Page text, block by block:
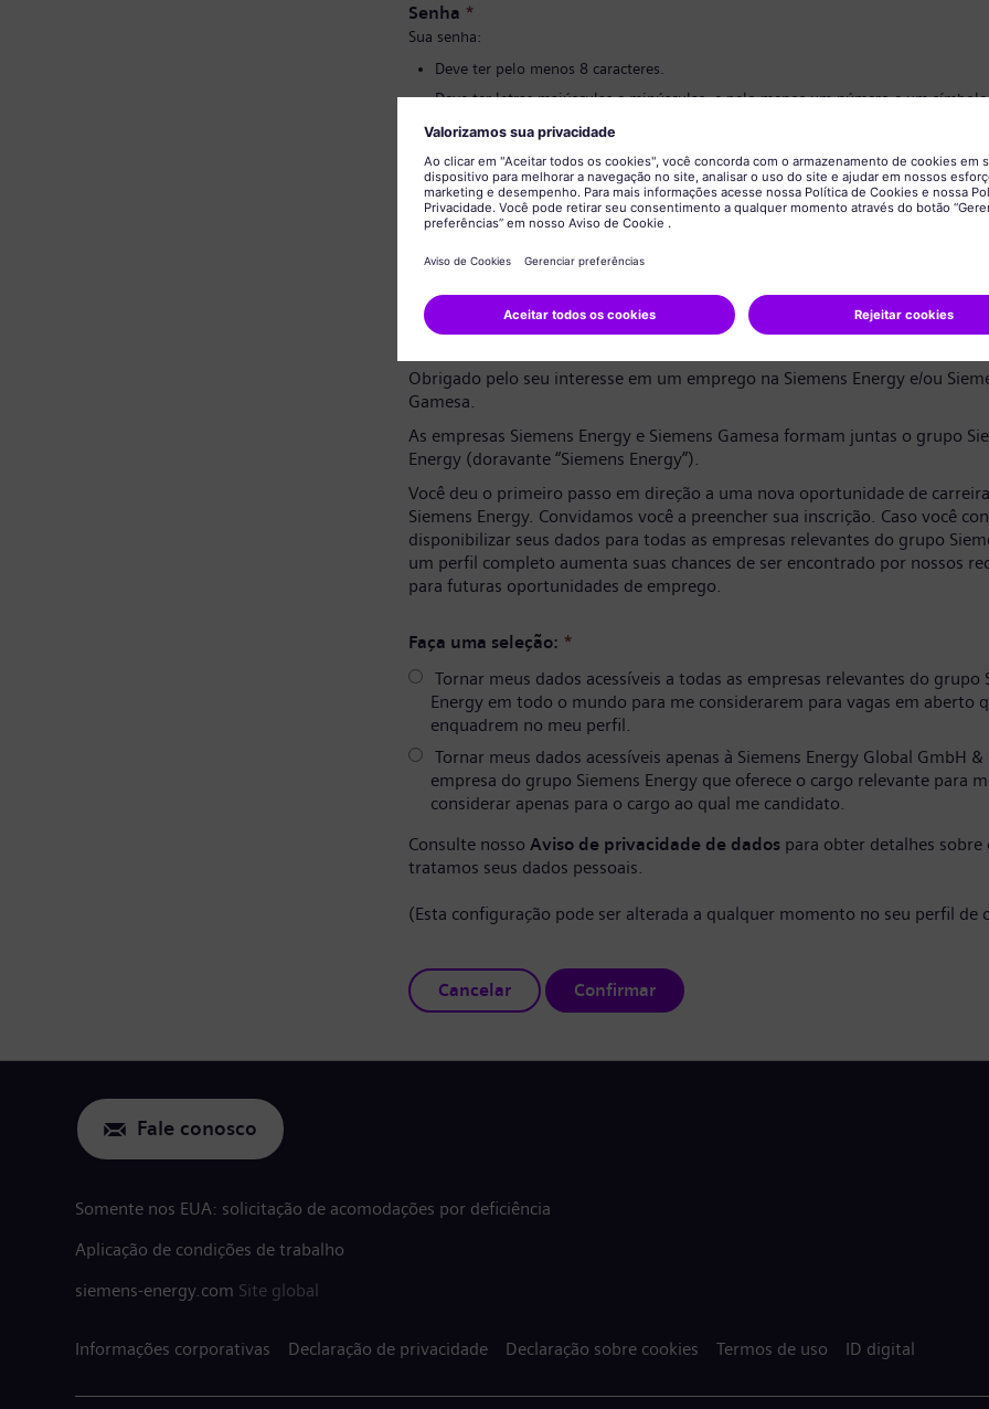
Senha *
Sua senha:
Deve ter pelo menos 8 caracteres.
Deve ter letras maiúsculas e minúsculas, e pelo menos um número e um
Não deve ter nenhuma informação pessoal.
Não deve conter palavras comumente usadas.
Confirmação de senha
Aviso de privacidade de dados
Obrigado pelo seu interesse em um emprego na Siemens Energy e/ou
Gamesa.
As empresas Siemens Energy e Siemens Gamesa formam juntas o grupo
Energy (doravante “Siemens Energy”).
Você deu o primeiro passo em direção a uma nova oportunidade de
Siemens Energy. Convidamos você a preencher sua inscrição. Caso você
disponibilizar seus dados para todas as empresas relevantes do grupo
um perfil completo aumenta suas chances de ser encontrado por nossos
para futuras oportunidades de emprego.
Faça uma seleção: *
Tornar meus dados acessíveis a todas as empresas relevantes do grupo
Energy em todo o mundo para me considerarem para vagas em aberto
enquadrem no meu perfil.
Tornar meus dados acessíveis apenas à Siemens Energy Global GmbH &
empresa do grupo Siemens Energy que oferece o cargo relevante para
considerar apenas para o cargo ao qual me candidato.
Consulte nosso Aviso de privacidade de dados para obter detalhes sobre
tratamos seus dados pessoais.
(Esta configuração pode ser alterada a qualquer momento no seu perfil de
Cancelar Confirmar
Fale conosco
Somente nos EUA: solicitação de acomodações por deficiência
Aplicação de condições de trabalho
siemens-energy.com Site global
Informações corporativas Declaração de privacidade Declaração sobre cookies Termos de uso ID digital